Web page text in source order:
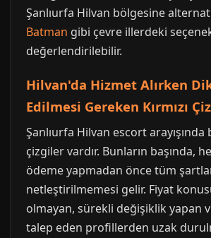
Şanlıurfa Hilvan bölgesine
Batman gibi çevre illerdeki
değerlendirilebilir.
Hilvan'da Hizmet Alırken
Edilmesi Gereken Kırmızı
Şanlıurfa Hilvan escort arayışında
çizgiler vardır. Bunların başında,
ödeme yapmadan önce tüm
netleştirilmemesi gelir. Fiyat
olmayan, sürekli değişiklik yapan
talep eden profillerden uzak